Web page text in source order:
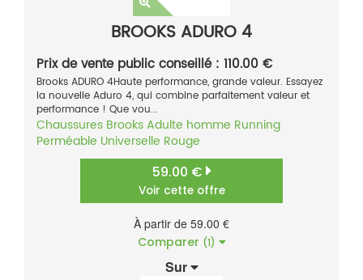
BROOKS ADURO 4
Prix de vente public conseillé : 110.00 €
Brooks ADURO 4Haute performance, grande valeur. Essayez
la nouvelle Aduro 4, qui combine parfaitement valeur et
performance ! Que vou...
Chaussures BrooksAdulte homme Running
Perméable Universelle Rouge
59.00 €
Voir cette offre
À partir de 59.00 €
Comparer (1)
Sur